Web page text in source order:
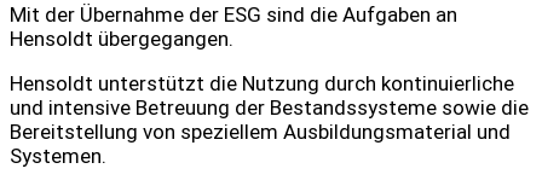
Mit der Übernahme der ESG sind die Aufgaben an
Hensoldt übergegangen.
Hensoldt unterstützt die Nutzung durch kontinuierliche
und intensive Betreuung der Bestandssysteme sowie die
Bereitstellung von speziellem Ausbildungsmaterial und
Systemen.